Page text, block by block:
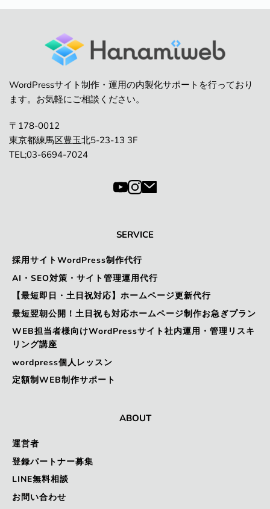
WordPressサイト制作・運用の内製化サポートを行っており
ます。お気軽にご相談ください。
〒178-0012
東京都練馬区豊玉北5-23-13 3F
TEL;03-6694-7024
SERVICE
採用サイトWordPress制作代行
AI・SEO対策・サイト管理運用代行
【最短即日・土日祝対応】ホームページ更新代行
最短翌朝公開！土日祝も対応ホームページ制作お急ぎプラン
WEB担当者様向けWordPressサイト社内運用・管理リスキ
リング講座
wordpress個人レッスン
定額制WEB制作サポート
ABOUT
運営者
登録パートナー募集
LINE無料相談
お問い合わせ